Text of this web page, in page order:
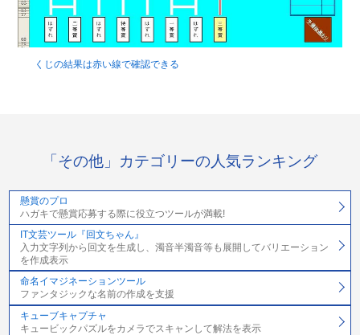
くじの結果は赤い線で確認できる
「その他」カテゴリーの人気ランキング
懸賞のプロ
ハガキで懸賞応募する際に役立つツールが満載!
IT文芸ツール『回文ちゃん』
入力文字列から回文を生成し、濁音半濁音等も展開してバリエーション
を作成表示
命名イマジネーションツール
ファンタジックな名前の作成を支援
キューブキャプチャ
キュービックパズルをカメラでスキャンして解法を表示